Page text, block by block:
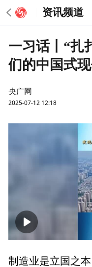
资讯频道
一习话丨“扎
们的中国式
央广网
2025-07-12 12:18
00:00
制造业是立国之本